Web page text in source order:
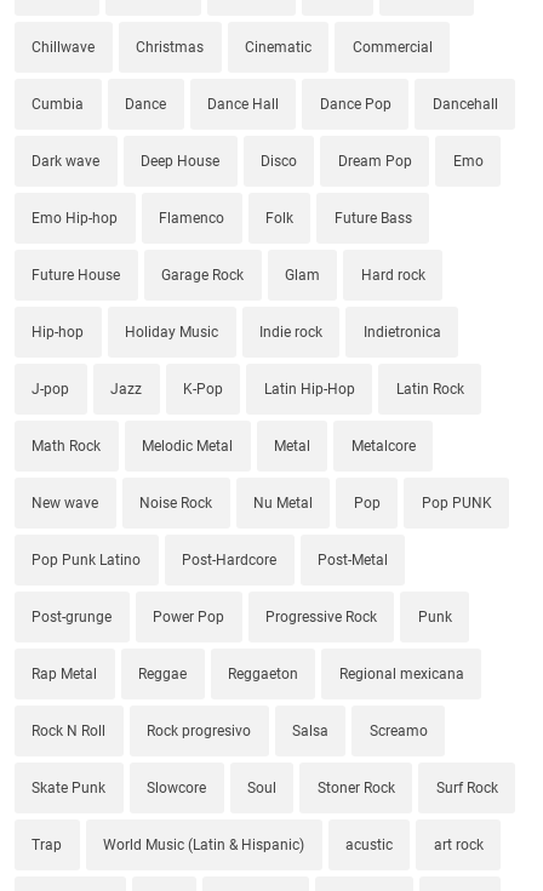
Chillwave Christmas Cinematic Commercial
Cumbia Dance Dance Hall Dance Pop Dancehall
Dark wave Deep House Disco Dream Pop Emo
Emo Hip-hop Flamenco Folk Future Bass
Future House Garage Rock Glam Hard rock
Hip-hop Holiday Music Indie rock Indietronica
J-pop Jazz K-Pop Latin Hip-Hop Latin Rock
Math Rock Melodic Metal Metal Metalcore
New wave Noise Rock Nu Metal Pop Pop PUNK
Pop Punk Latino Post-Hardcore Post-Metal
Post-grunge Power Pop Progressive Rock Punk
Rap Metal Reggae Reggaeton Regional mexicana
Rock N Roll Rock progresivo Salsa Screamo
Skate Punk Slowcore Soul Stoner Rock Surf Rock
Trap World Music (Latin & Hispanic) acustic art rock